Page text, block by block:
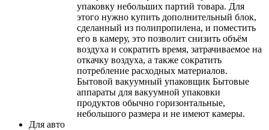
упаковку небольших партий товара. Для
этого нужно купить дополнительный блок,
сделанный из полипропилена, и поместить
его в камеру, это позволит снизить объём
воздуха и сократить время, затрачиваемое на
откачку воздуха, а также сократить
потребление расходных материалов.
Бытовой вакуумный упаковщик Бытовые
аппараты для вакуумной упаковки
продуктов обычно горизонтальные,
небольшого размера и не имеют камеры.
Для авто